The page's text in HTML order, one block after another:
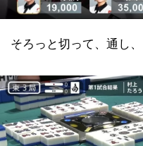
そろっと切って、通し、